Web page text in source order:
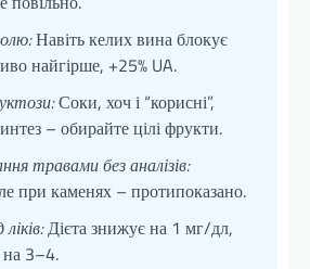
Навіть келих вина блокує
найгірше, +25% UA.
Соки, хоч і “корисні”,
– обирайте цілі фрукти.
травами без аналізів:
при каменях – протипоказано.
Дієта знижує на 1 мг/дл,
3–4.